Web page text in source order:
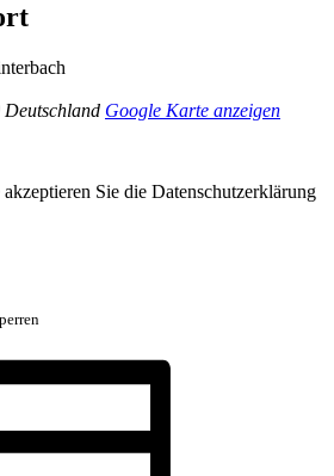
Deutschland Google Karte anzeigen
Sie die Datenschutzerklärung